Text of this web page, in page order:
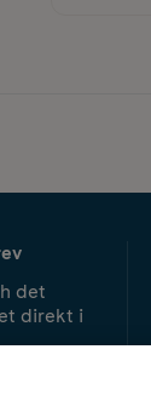
det
direkt i